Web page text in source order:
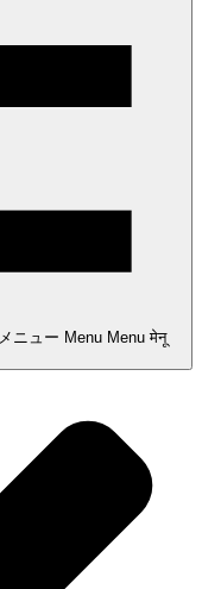
メニュー Menu Menu मेनू